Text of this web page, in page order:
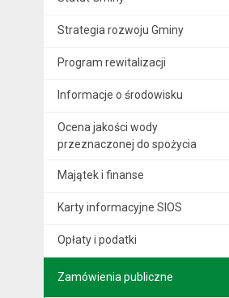
Strategia rozwoju Gminy
Program rewitalizacji
Informacje o środowisku
Ocena jakości wody
przeznaczonej do spożycia
Majątek i finanse
Karty informacyjne SIOS
Opłaty i podatki
Zamówienia publiczne